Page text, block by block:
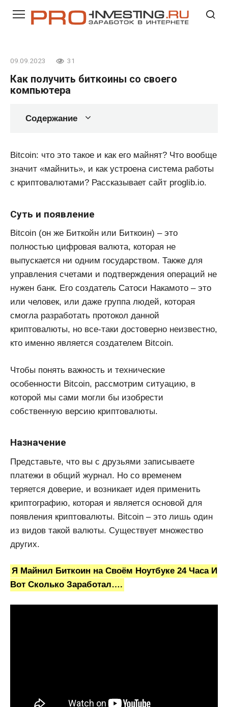
09.09.2023 31
Как получить биткоины со своего
компьютера
Содержание
Bitcoin: что это такое и как его майнят? Что вообще
значит «майнить», и как устроена система работы
с криптовалютами? Рассказывает сайт proglib.io.
Суть и появление
Bitcoin (он же Биткойн или Биткоин) – это
полностью цифровая валюта, которая не
выпускается ни одним государством. Также для
управления счетами и подтверждения операций не
нужен банк. Его создатель Сатоси Накамото – это
или человек, или даже группа людей, которая
смогла разработать протокол данной
криптовалюты, но все-таки достоверно неизвестно,
кто именно является создателем Bitcoin.
Чтобы понять важность и технические
особенности Bitcoin, рассмотрим ситуацию, в
которой мы сами могли бы изобрести
собственную версию криптовалюты.
Назначение
Представьте, что вы с друзьями записываете
платежи в общий журнал. Но со временем
теряется доверие, и возникает идея применить
криптографию, которая и является основой для
появления криптовалюты. Bitcoin – это лишь один
из видов такой валюты. Существует множество
других.
Я Майнил Биткоин на Своём Ноутбуке 24 Часа И
Вот Сколько Заработал….